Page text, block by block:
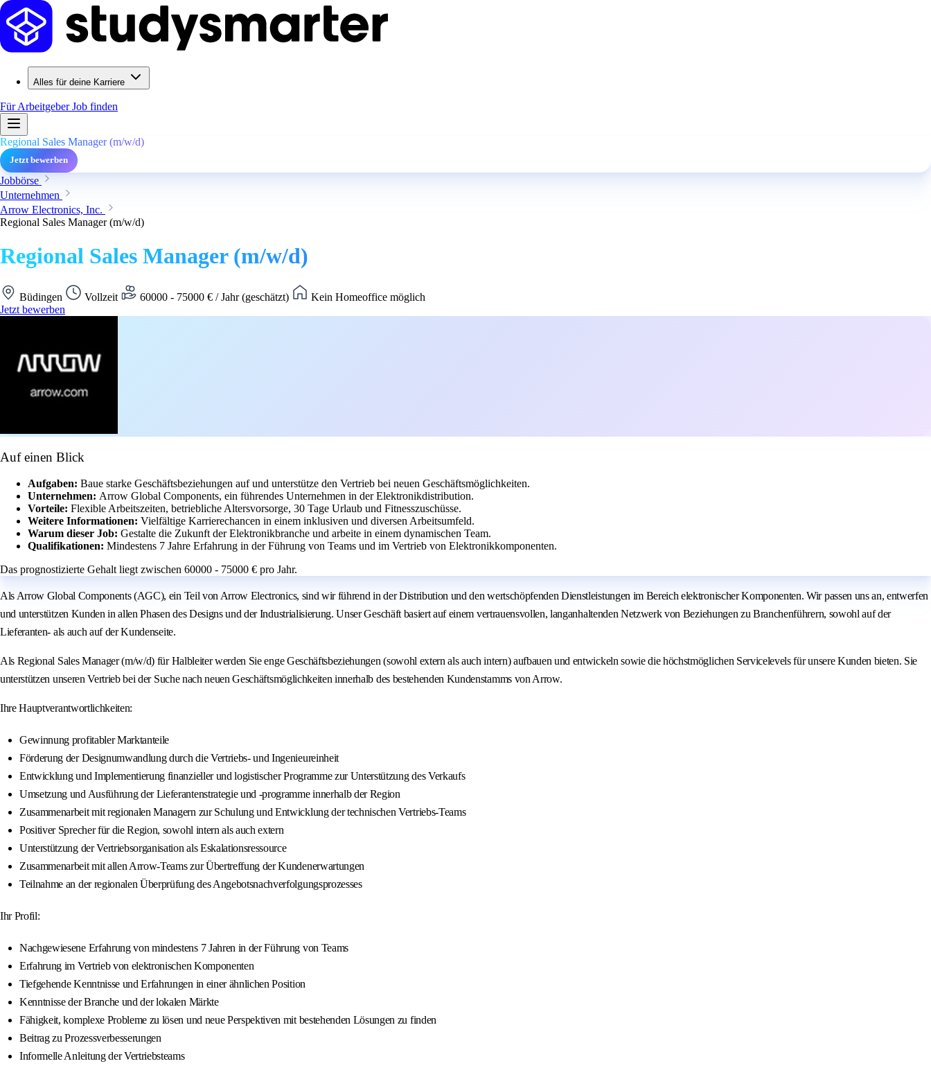
Alles für deine Karriere
Für ArbeitgeberJob finden
Regional Sales Manager (m/w/d)
Jetzt bewerben
Jobbörse
Unternehmen
Arrow Electronics, Inc.
Regional Sales Manager (m/w/d)
Regional Sales Manager (m/w/d)
Büdingen Vollzeit 60000 - 75000 € / Jahr (geschätzt)
Kein Homeoffice möglich
Jetzt bewerben
Auf einen Blick
Aufgaben: Baue starke Geschäftsbeziehungen auf und unterstütze den Vertrieb bei neuen Geschäftsmöglichkeiten.
Unternehmen: Arrow Global Components, ein führendes Unternehmen in der Elektronikdistribution.
Vorteile: Flexible Arbeitszeiten, betriebliche Altersvorsorge, 30 Tage Urlaub und Fitnesszuschüsse.
Weitere Informationen: Vielfältige Karrierechancen in einem inklusiven und diversen Arbeitsumfeld.
Warum dieser Job: Gestalte die Zukunft der Elektronikbranche und arbeite in einem dynamischen Team.
Qualifikationen: Mindestens 7 Jahre Erfahrung in der Führung von Teams und im Vertrieb von Elektronikkomponenten.
Das prognostizierte Gehalt liegt zwischen 60000 - 75000 € pro Jahr.
Als Arrow Global Components (AGC), ein Teil von Arrow Electronics, sind wir führend in der Distribution und den wertschöpfenden Dienstleistungen im Bereich elektronischer Komponenten. Wir passen uns an, entwerfen
und unterstützen Kunden in allen Phasen des Designs und der Industrialisierung. Unser Geschäft basiert auf einem vertrauensvollen, langanhaltenden Netzwerk von Beziehungen zu Branchenführern, sowohl auf der
Lieferanten- als auch auf der Kundenseite.
Als Regional Sales Manager (m/w/d) für Halbleiter werden Sie enge Geschäftsbeziehungen (sowohl extern als auch intern) aufbauen und entwickeln sowie die höchstmöglichen Servicelevels für unsere Kunden bieten. Sie
unterstützen unseren Vertrieb bei der Suche nach neuen Geschäftsmöglichkeiten innerhalb des bestehenden Kundenstamms von Arrow.
Ihre Hauptverantwortlichkeiten:
Gewinnung profitabler Marktanteile
Förderung der Designumwandlung durch die Vertriebs- und Ingenieureinheit
Entwicklung und Implementierung finanzieller und logistischer Programme zur Unterstützung des Verkaufs
Umsetzung und Ausführung der Lieferantenstrategie und -programme innerhalb der Region
Zusammenarbeit mit regionalen Managern zur Schulung und Entwicklung der technischen Vertriebs-Teams
Positiver Sprecher für die Region, sowohl intern als auch extern
Unterstützung der Vertriebsorganisation als Eskalationsressource
Zusammenarbeit mit allen Arrow-Teams zur Übertreffung der Kundenerwartungen
Teilnahme an der regionalen Überprüfung des Angebotsnachverfolgungsprozesses
Ihr Profil:
Nachgewiesene Erfahrung von mindestens 7 Jahren in der Führung von Teams
Erfahrung im Vertrieb von elektronischen Komponenten
Tiefgehende Kenntnisse und Erfahrungen in einer ähnlichen Position
Kenntnisse der Branche und der lokalen Märkte
Fähigkeit, komplexe Probleme zu lösen und neue Perspektiven mit bestehenden Lösungen zu finden
Beitrag zu Prozessverbesserungen
Informelle Anleitung der Vertriebsteams